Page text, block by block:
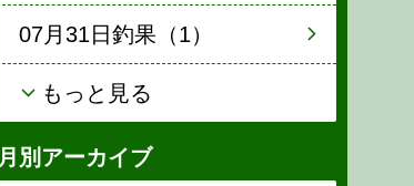
07月31日釣果（1）
もっと見る
月別アーカイブ